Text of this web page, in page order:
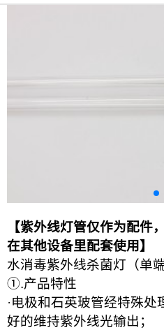
【紫外线灯管仅作为配件
在其他设备里配套使用】
水消毒紫外线杀菌灯（单
①.产品特性
·电极和石英玻管经特殊
好的维持紫外线光输出；